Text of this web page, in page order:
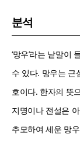
분석
‘망우’라는 낱말이
수 있다. 망우는 근
호이다. 한자의 뜻
지명이나 전설은
추모하여 세운 망